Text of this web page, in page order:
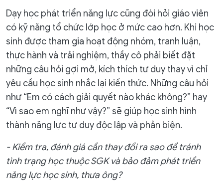
Dạy học phát triển năng lực cũng đòi hỏi giáo viên
có kỹ năng tổ chức lớp học ở mức cao hơn. Khi học
sinh được tham gia hoạt động nhóm, tranh luận,
thực hành và trải nghiệm, thầy cô phải biết đặt
những câu hỏi gợi mở, kích thích tư duy thay vì chỉ
yêu cầu học sinh nhắc lại kiến thức. Những câu hỏi
như “Em có cách giải quyết nào khác không?” hay
“Vì sao em nghĩ như vậy?” sẽ giúp học sinh hình
thành năng lực tư duy độc lập và phản biện.
- Kiểm tra, đánh giá cần thay đổi ra sao để tránh
tình trạng học thuộc SGK và bảo đảm phát triển
năng lực học sinh, thưa ông?